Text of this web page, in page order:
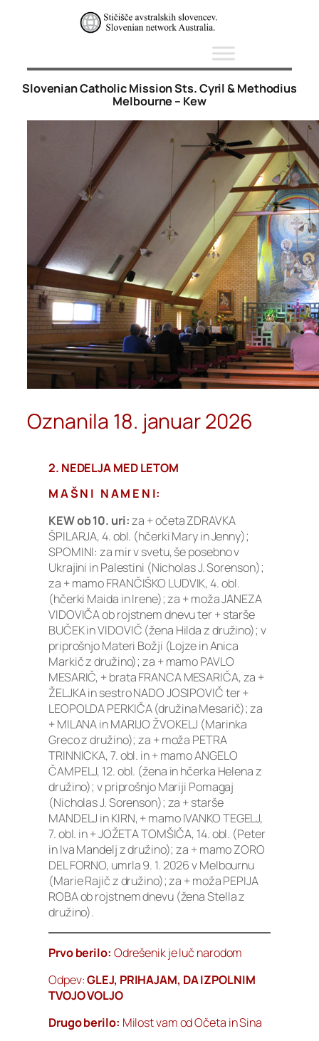
Slovenian Catholic Mission Sts. Cyril & Methodius
Melbourne – Kew
Oznanila 18. januar 2026
2. NEDELJA MED LETOM
M A Š N I N A M E N I:
KEW ob 10. uri:za + očeta ZDRAVKA
ŠPILARJA, 4. obl. (hčerki Mary in Jenny);
SPOMINI: za mir v svetu, še posebno v
Ukrajini in Palestini (Nicholas J. Sorenson);
za + mamo FRANČIŠKO LUDVIK, 4. obl.
(hčerki Maida in Irene); za + moža JANEZA
VIDOVIČA ob rojstnem dnevu ter + starše
BUČEK in VIDOVIČ (žena Hilda z družino); v
priprošnjo Materi Božji (Lojze in Anica
Markič z družino); za + mamo PAVLO
MESARIČ, + brata FRANCA MESARIČA, za +
ŽELJKA in sestro NADO JOSIPOVIČ ter +
LEOPOLDA PERKIČA (družina Mesarič); za
+ MILANA in MARIJO ŽVOKELJ (Marinka
Greco z družino); za + moža PETRA
TRINNICKA, 7. obl. in + mamo ANGELO
ČAMPELJ, 12. obl. (žena in hčerka Helena z
družino); v priprošnjo Mariji Pomagaj
(Nicholas J. Sorenson); za + starše
MANDELJ in KIRN, + mamo IVANKO TEGELJ,
7. obl. in + JOŽETA TOMŠIČA, 14. obl. (Peter
in Iva Mandelj z družino); za + mamo ZORO
DEL FORNO, umrla 9. 1. 2026 v Melbournu
(Marie Rajič z družino); za + moža PEPIJA
ROBA ob rojstnem dnevu (žena Stella z
družino).
Prvo berilo: Odrešenik je luč narodom
Odpev:GLEJ, PRIHAJAM, DA IZPOLNIM
TVOJO VOLJO
Drugo berilo: Milost vam od Očeta in Sina